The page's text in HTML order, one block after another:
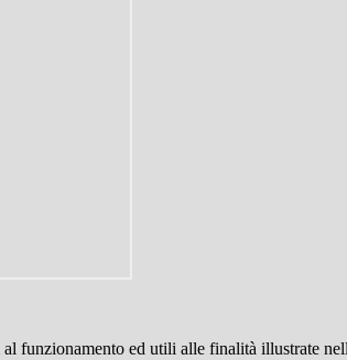
funzionamento ed utili alle finalità illustrate